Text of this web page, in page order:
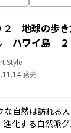
２ 地球の歩
ハワイ島 ２
Style
発売
な自然は訪れる
化する自然派